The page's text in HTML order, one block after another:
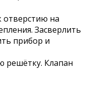
отверстию на
Засверлить
прибор и
решётку. Клапан